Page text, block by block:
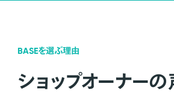
BASEを選ぶ理由
ショップオーナーの